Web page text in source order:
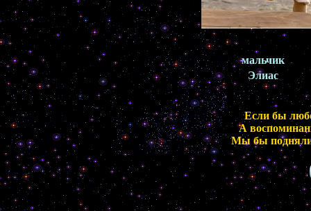
мальчик
Элиас
Если бы
А
Мы бы